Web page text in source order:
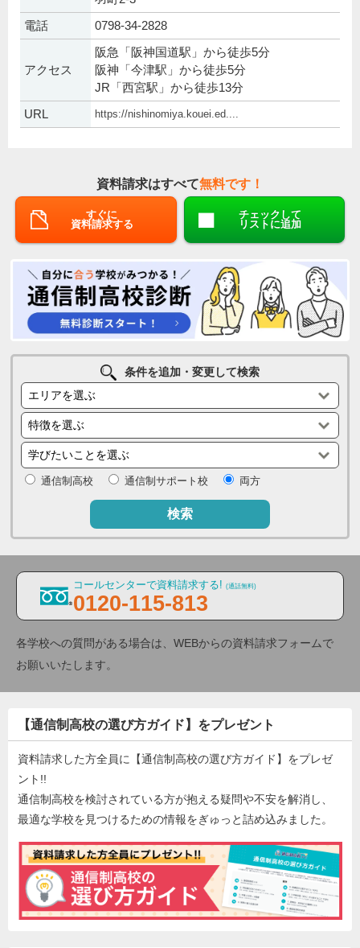
電話
0798-34-2828
アクセス
阪急「阪神国道駅」から徒歩5分
阪神「今津駅」から徒歩5分
JR「西宮駅」から徒歩13分
URL
https://nishinomiya.kouei.ed....
資料請求はすべて無料です！
すぐに
資料請求する
チェックして
リストに追加
条件を追加・変更して検索
通信制高校 通信制サポート校 両方
検索
コールセンターで資料請求する! (通話無料)
0120-115-813
各学校への質問がある場合は、WEBからの資料請求フォームで
お願いいたします。
【通信制高校の選び方ガイド】をプレゼント
資料請求した方全員に【通信制高校の選び方ガイド】をプレゼ
ント!!
通信制高校を検討されている方が抱える疑問や不安を解消し、
最適な学校を見つけるための情報をぎゅっと詰め込みました。